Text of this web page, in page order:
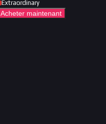
Extraordinary
Acheter maintenant